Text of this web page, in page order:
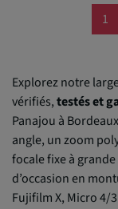
1
Explorez notre
vérifiés,testés et
Panajou à
angle, un zoom
focale fixe à
d’occasion en
Fujifilm X, Micro 4/